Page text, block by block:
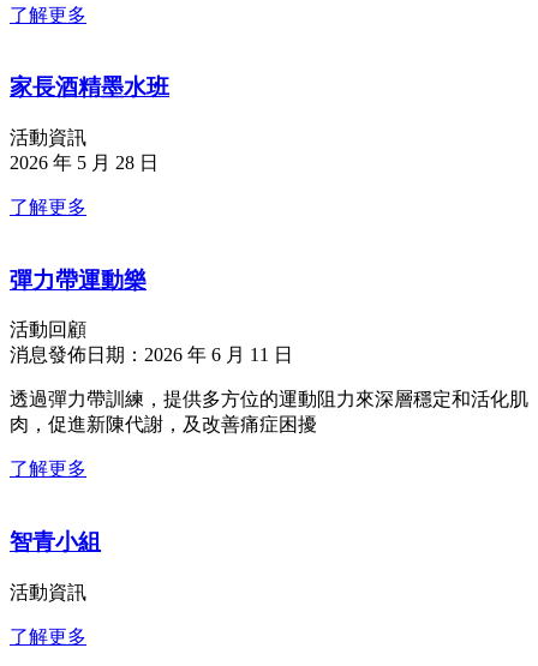
了解更多
家長酒精墨水班
活動資訊
2026 年 5 月 28 日
了解更多
彈力帶運動樂
活動回顧
消息發佈日期：2026 年 6 月 11 日
透過彈力帶訓練，提供多方位的運動阻力來深層穩定和活化肌
肉，促進新陳代謝，及改善痛症困擾
了解更多
智青小組
活動資訊
了解更多